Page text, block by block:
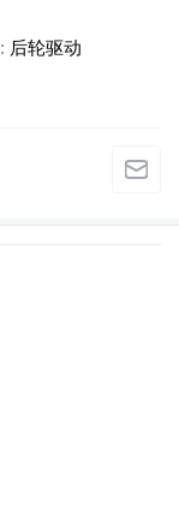
后轮驱动